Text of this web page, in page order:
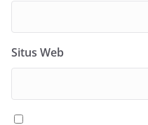
Situs Web